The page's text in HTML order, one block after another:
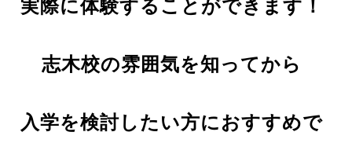
実際に体験することができます！
志木校の雰囲気を知ってから
入学を検討したい方におすすめで